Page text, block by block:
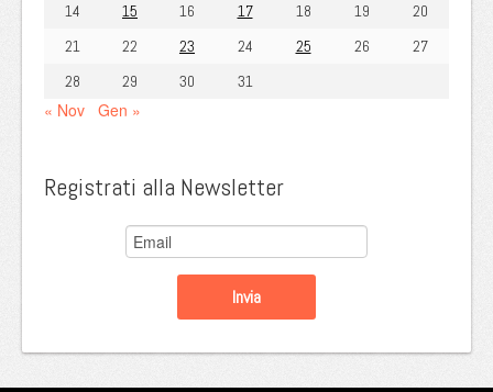
14
15 16 17 18 19
20
21
22 23 24 25 26
27
28
29 30 31
« Nov Gen »
Registrati alla Newsletter